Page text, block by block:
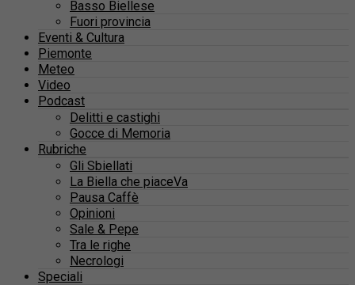
Basso Biellese
Fuori provincia
Eventi & Cultura
Piemonte
Meteo
Video
Podcast
Delitti e castighi
Gocce di Memoria
Rubriche
Gli Sbiellati
La Biella che piaceVa
Pausa Caffè
Opinioni
Sale & Pepe
Tra le righe
Necrologi
Speciali